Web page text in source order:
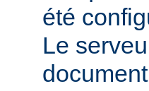
été
Le